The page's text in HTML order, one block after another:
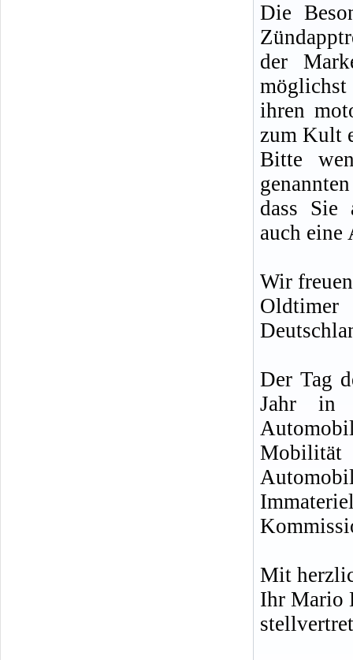
Die
der
ihren
zum Kult
Bitte
dass Sie
auch eine
Wir
Der Tag
Jahr in
Mobilität
Mit
Ihr Mario